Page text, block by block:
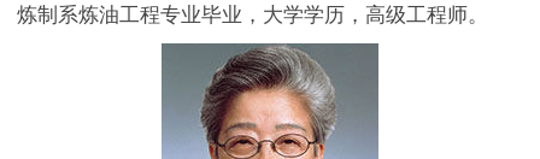
炼制系炼油工程专业毕业，大学学历，高级工程师。